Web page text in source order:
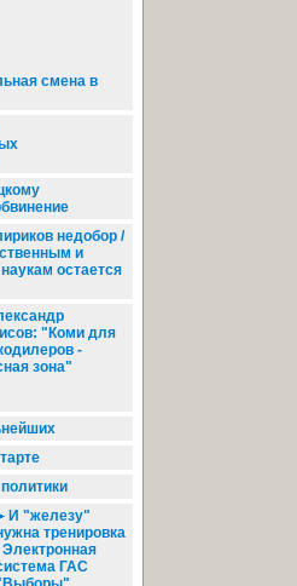
смена в
недобор /
и
остается
"Коми для
-
зона"
И "железу"
тренировка
Электронная
ГАС